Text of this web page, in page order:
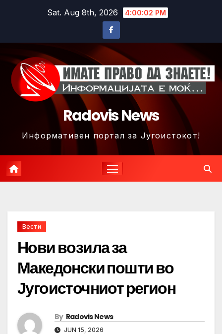
Sat. Aug 8th, 2026 4:00:05 PM
Radovis News
Информативен портал за Југоистокот!
Вести
Нови возила за
Македонски пошти во
Југоисточниот регион
By Radovis News
JUN 15, 2026